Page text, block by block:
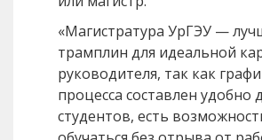
«Магистратура УрГЭУ —
трамплин для идеальной
руководителя, так как
процесса составлен удобно
студентов, есть